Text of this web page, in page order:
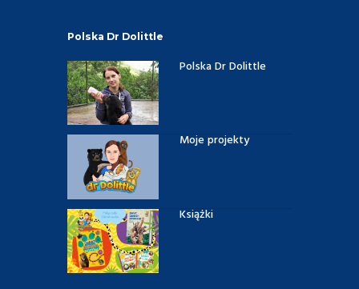
Polska Dr Dolittle
Polska Dr Dolittle
Moje projekty
Książki